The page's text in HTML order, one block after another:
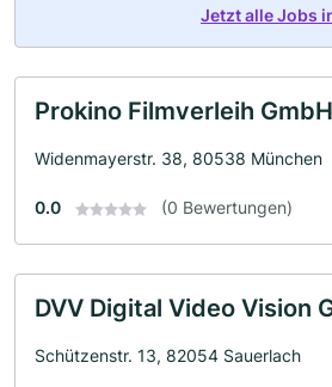
Jetzt alle Jobs
Prokino Filmverleih GmbH
Widenmayerstr. 38, 80538 München
0.0 (0 Bewertungen)
DVV Digital Video Vision
Schützenstr. 13, 82054 Sauerlach